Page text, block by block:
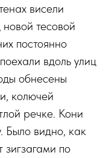
висели
тесовой
постоянно
вдоль улиц
обнесены
колючей
речке. Кони
Было видно, как
по